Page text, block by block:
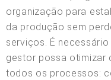
organização para
da produção sem
serviços. É
gestor possa otimizar
todos os processos: